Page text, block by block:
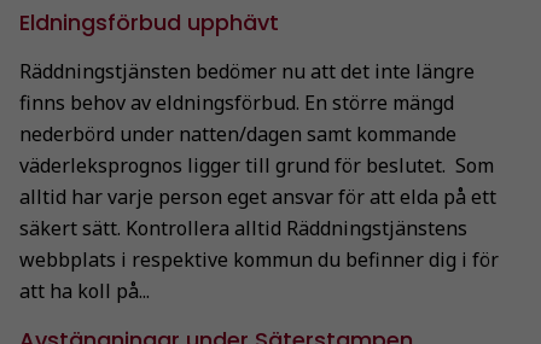
Eldningsförbud upphävt
Räddningstjänsten bedömer nu att det inte längre
finns behov av eldningsförbud. En större mängd
nederbörd under natten/dagen samt kommande
väderleksprognos ligger till grund för beslutet. Som
alltid har varje person eget ansvar för att elda på ett
säkert sätt. Kontrollera alltid Räddningstjänstens
webbplats i respektive kommun du befinner dig i för
att ha koll på...